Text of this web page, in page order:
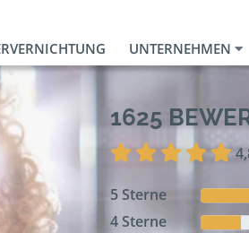
UNTERNEHMEN
1625
5 Sterne
4 Sterne